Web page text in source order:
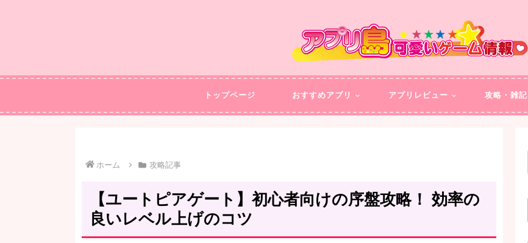
トップページ おすすめアプリ アプリレビュー 攻略・雑記
ホーム 攻略記事
【ユートピアゲート】初心者向けの序盤攻略！ 効率の
良いレベル上げのコツ